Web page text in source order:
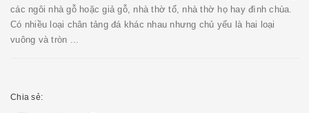
các ngôi nhà gỗ hoặc giả gỗ, nhà thờ tổ, nhà thờ họ hay đình chùa.
Có nhiều loại chân tảng đá khác nhau nhưng chủ yếu là hai loại
vuông và tròn ...
Chia sẻ: